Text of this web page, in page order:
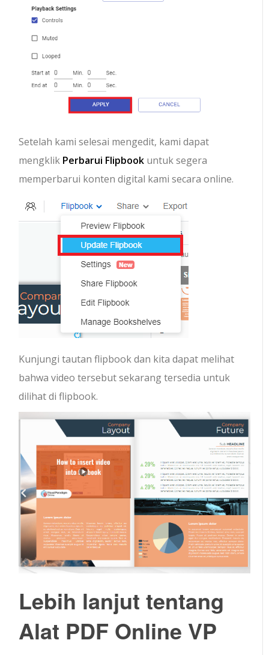
Setelah kami selesai mengedit, kami dapat
mengklik Perbarui Flipbook untuk segera
memperbarui konten digital kami secara online.
Kunjungi tautan flipbook dan kita dapat melihat
bahwa video tersebut sekarang tersedia untuk
dilihat di flipbook.
Lebih lanjut tentang
Alat PDF Online VP